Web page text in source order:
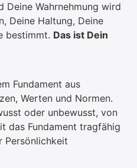
Deine Wahrnehmung wird
Deine Haltung, Deine
bestimmt. Das ist Dein
Fundament aus
Werten und Normen.
oder unbewusst, von
das Fundament tragfähig
Persönlichkeit